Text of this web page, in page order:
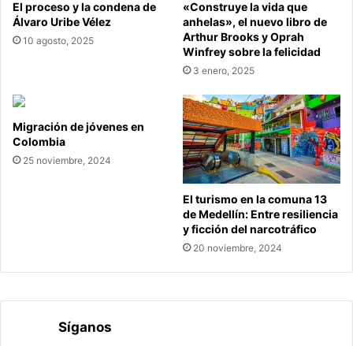
El proceso y la condena de
Álvaro Uribe Vélez
10 agosto, 2025
«Construye la vida que
anhelas», el nuevo libro de
Arthur Brooks y Oprah
Winfrey sobre la felicidad
3 enero, 2025
Migración de jóvenes en
Colombia
25 noviembre, 2024
El turismo en la comuna 13
de Medellín: Entre resiliencia
y ficción del narcotráfico
20 noviembre, 2024
Síganos